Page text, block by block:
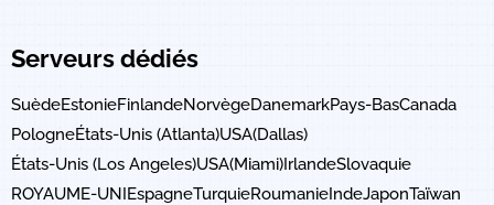
Serveurs dédiés
SuèdeEstonieFinlandeNorvègeDanemarkPays-BasCanada
PologneÉtats-Unis (Atlanta)USA(Dallas)
États-Unis (Los Angeles)USA(Miami)IrlandeSlovaquie
ROYAUME-UNIEspagneTurquieRoumanieIndeJaponTaïwan